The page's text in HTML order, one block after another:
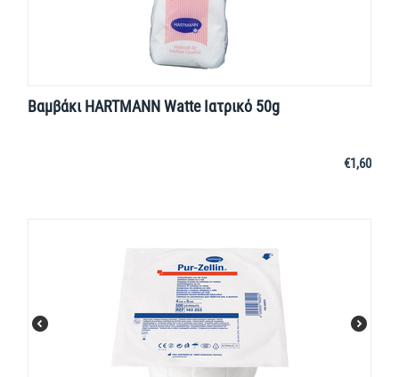
Βαμβάκι HARTMANN Watte Ιατρικό 50g
€1,60